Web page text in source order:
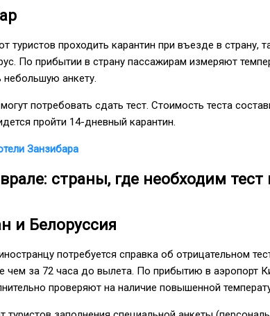
туристов проходить карантин при въезде в страну,
По прибытии в страну пассажирам измеряют
анкету.
потребовать сдать тест. Стоимость теста
пройти 14-дневный карантин.
Занзибара
страны, где необходим тест
и Белоруссия
потребуется справка об отрицательном
чем за 72 часа до вылета. По прибытию в аэропорт
проверяют на наличие повышенной